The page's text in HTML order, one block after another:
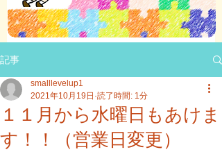
記事
１１月から水曜日もあけま
す！！（営業日変更）
smalllevelup1
2021年10月19日 読了時間: 1分